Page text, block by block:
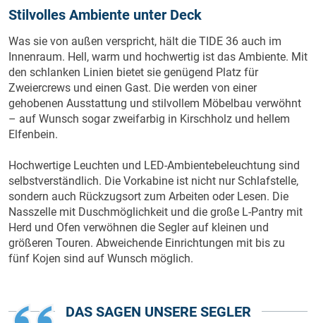
Stilvolles Ambiente unter Deck
Was sie von außen verspricht, hält die TIDE 36 auch im
Innenraum. Hell, warm und hochwertig ist das Ambiente. Mit
den schlanken Linien bietet sie genügend Platz für
Zweiercrews und einen Gast. Die werden von einer
gehobenen Ausstattung und stilvollem Möbelbau verwöhnt
– auf Wunsch sogar zweifarbig in Kirschholz und hellem
Elfenbein.
Hochwertige Leuchten und LED-Ambientebeleuchtung sind
selbstverständlich. Die Vorkabine ist nicht nur Schlafstelle,
sondern auch Rückzugsort zum Arbeiten oder Lesen. Die
Nasszelle mit Duschmöglichkeit und die große L-Pantry mit
Herd und Ofen verwöhnen die Segler auf kleinen und
größeren Touren. Abweichende Einrichtungen mit bis zu
fünf Kojen sind auf Wunsch möglich.
DAS SAGEN UNSERE SEGLER